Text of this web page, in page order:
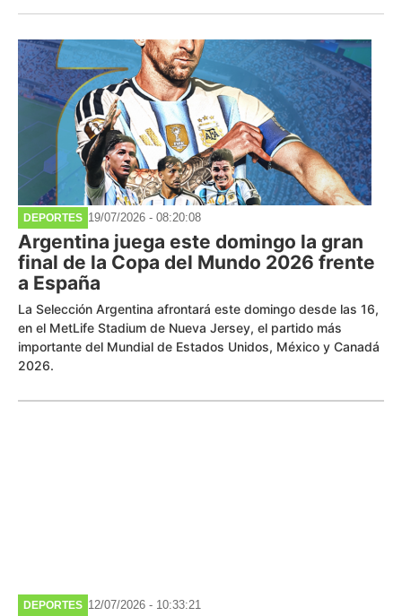
DEPORTES 19/07/2026 - 08:20:08
Argentina juega este domingo la gran
final de la Copa del Mundo 2026 frente
a España
La Selección Argentina afrontará este domingo desde las 16,
en el MetLife Stadium de Nueva Jersey, el partido más
importante del Mundial de Estados Unidos, México y Canadá
2026.
DEPORTES 12/07/2026 - 10:33:21